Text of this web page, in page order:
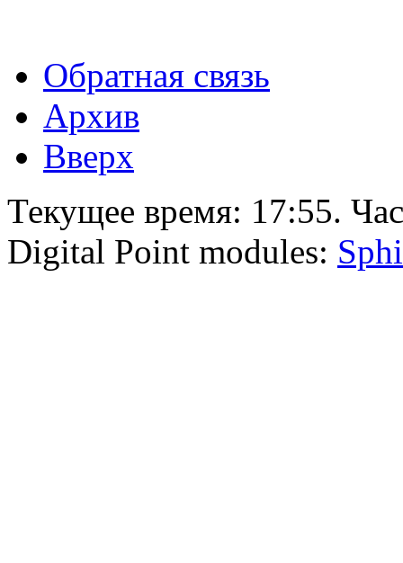
Обратная связь
Архив
Вверх
Текущее время: 17:55.
Digital Point modules: